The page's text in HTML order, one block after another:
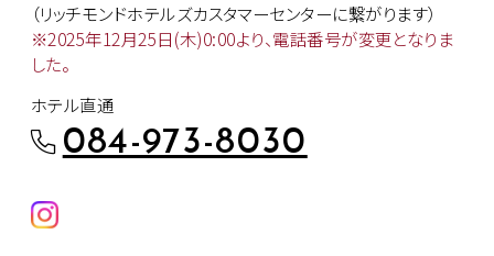
（リッチモンドホテルズカスタマーセンターに繋がります）
※2025年12月25日(木)0:00より、電話番号が変更となりま
した。
ホテル直通
084-973-8030